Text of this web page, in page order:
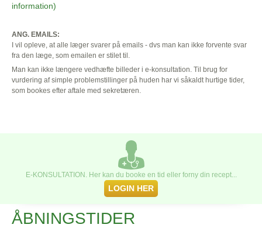
information)
ANG. EMAILS:
I vil opleve, at alle læger svarer på emails - dvs man kan ikke forvente svar
fra den læge, som emailen er stilet til.
Man kan ikke længere vedhæfte billeder i e-konsultation. Til brug for
vurdering af simple problemstillinger på huden har vi såkaldt hurtige tider,
som bookes efter aftale med sekretæren.
E-KONSULTATION. Her kan du booke en tid eller forny din recept...
LOGIN HER
ÅBNINGSTIDER